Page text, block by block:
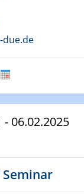
1242
Besetzung
– Technisch-
Besetzung
– Technisch-
due.de
30.11.-0001 - 06.02.2025
Seminar